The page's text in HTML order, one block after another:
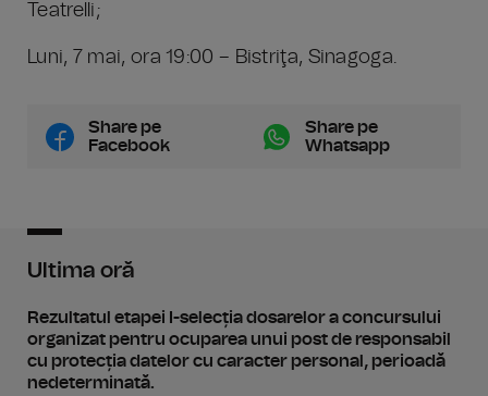
Teatrelli;
Luni, 7 mai, ora 19:00 – Bistriţa, Sinagoga.
Share pe
Facebook
Share pe
Whatsapp
Ultima oră
Rezultatul etapei I-selecția dosarelor a concursului
organizat pentru ocuparea unui post de responsabil
cu protecția datelor cu caracter personal, perioadă
nedeterminată.